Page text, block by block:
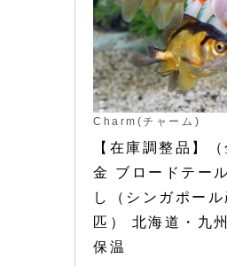
Charm(チャーム)
【在庫調整品】
金 ブロードテー
し（シンガポール
匹） 北海道・九
保温